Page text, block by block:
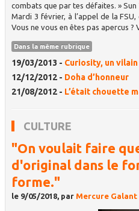
combats que par tes défaites. » Sun
Mardi 3 février, à l’appel de la
Vous ne vous en êtes pas apercus
Dans la même rubrique
19/03/2013 - Curiosity, un
12/12/2012 - Doha d’honneur
21/08/2012 - L’était chouette
CULTURE
"On voulait faire
d'original dans le
forme."
le 9/05/2018, par Mercure Galant